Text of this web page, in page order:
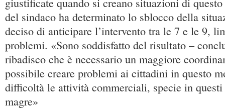
del sindaco ha determinato lo sblocco della
deciso di anticipare l’intervento tra le 7 e le 9,
problemi. «Sono soddisfatto del risultato –
ribadisco che è necessario un maggiore
possibile creare problemi ai cittadini in questo
difficoltà le attività commerciali, specie in
magre»